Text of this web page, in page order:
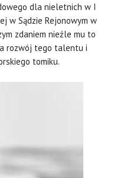
dla nieletnich w I
w Sądzie Rejonowym w
zdaniem nieźle mu to
rozwój tego talentu i
tomiku.